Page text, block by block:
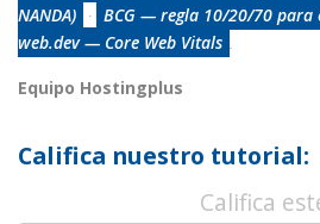
NANDA) · BCG — regla 10/20/70 para
web.dev — Core Web Vitals .
Equipo Hostingplus
Califica nuestro tutorial:
Califica